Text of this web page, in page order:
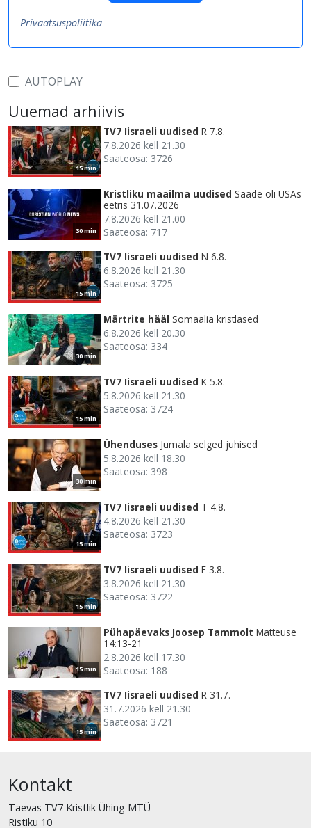
Privaatsuspoliitika
AUTOPLAY
Uuemad arhiivis
15 min
TV7 Iisraeli uudised R 7.8.
7.8.2026 kell 21.30
Saateosa: 3726
30 min
Kristliku maailma uudised Saade oli USAs
eetris 31.07.2026
7.8.2026 kell 21.00
Saateosa: 717
15 min
TV7 Iisraeli uudised N 6.8.
6.8.2026 kell 21.30
Saateosa: 3725
30 min
Märtrite hääl Somaalia kristlased
6.8.2026 kell 20.30
Saateosa: 334
15 min
TV7 Iisraeli uudised K 5.8.
5.8.2026 kell 21.30
Saateosa: 3724
30 min
Ühenduses Jumala selged juhised
5.8.2026 kell 18.30
Saateosa: 398
15 min
TV7 Iisraeli uudised T 4.8.
4.8.2026 kell 21.30
Saateosa: 3723
15 min
TV7 Iisraeli uudised E 3.8.
3.8.2026 kell 21.30
Saateosa: 3722
15 min
Pühapäevaks Joosep Tammolt Matteuse
14:13-21
2.8.2026 kell 17.30
Saateosa: 188
15 min
TV7 Iisraeli uudised R 31.7.
31.7.2026 kell 21.30
Saateosa: 3721
Kontakt
Taevas TV7 Kristlik Ühing MTÜ
Ristiku 10